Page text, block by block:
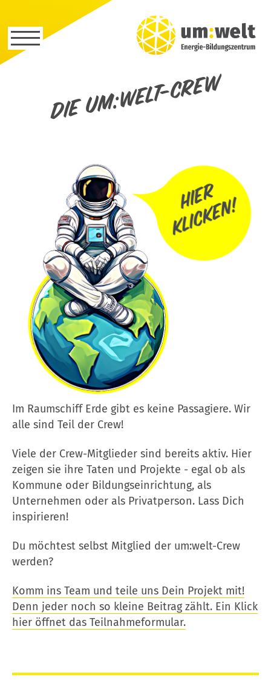
Die um:welt-Crew
Im Raumschiff Erde gibt es keine Passagiere. Wir
alle sind Teil der Crew!
Viele der Crew-Mitglieder sind bereits aktiv. Hier
zeigen sie ihre Taten und Projekte - egal ob als
Kommune oder Bildungseinrichtung, als
Unternehmen oder als Privatperson. Lass Dich
inspirieren!
Du möchtest selbst Mitglied der um:welt-Crew
werden?
Komm ins Team und teile uns Dein Projekt mit!
Denn jeder noch so kleine Beitrag zählt. Ein Klick
hier öffnet das Teilnahmeformular.